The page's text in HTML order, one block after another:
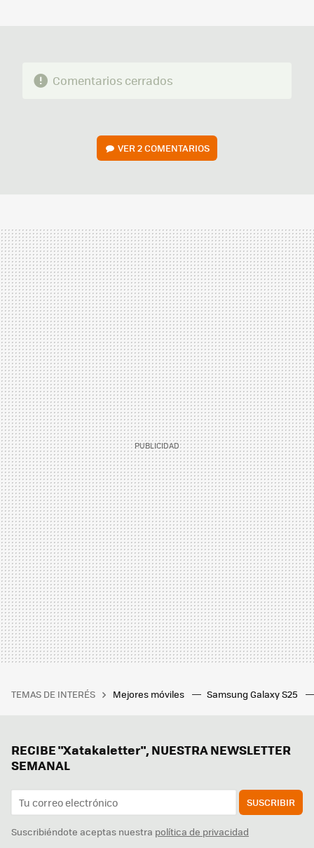
Comentarios cerrados
VER2 COMENTARIOS
TEMAS DE INTERÉS Mejores móviles Samsung Galaxy S25
RECIBE "Xatakaletter", NUESTRA NEWSLETTER
SEMANAL
SUSCRIBIR
Suscribiéndote aceptas nuestra política de privacidad